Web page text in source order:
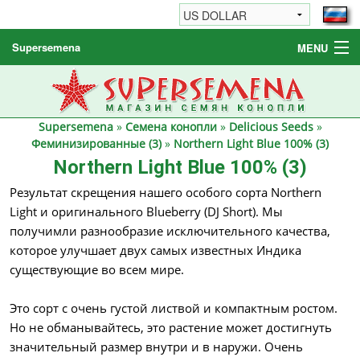
Supersemena MENU
Семена конопли
Другие товары
Как заказать / FAQ
Supersemena» Семена конопли» Delicious Seeds»
Феминизированные (3)» Northern Light Blue 100% (3)
Northern Light Blue 100% (3)
Результат скрещения нашего особого сорта Northern
Light и оригинального Blueberry (DJ Short). Мы
получимли разнообразие исключительного качества,
которое улучшает двух самых известных Индика
существующие во всем мире.
Это сорт с очень густой листвой и компактным ростом.
Но не обманывайтесь, это растение может достигнуть
значительный размер внутри и в наружи. Очень